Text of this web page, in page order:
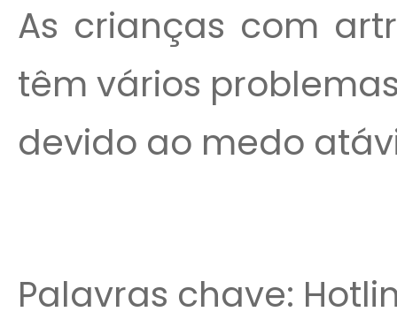
As crianças com
têm vários
devido ao medo
Palavras chave: